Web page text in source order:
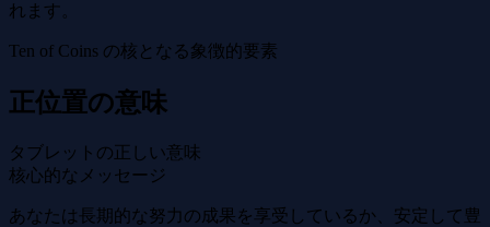
れます。
Ten of Coins の核となる象徴的要素
正位置の意味
タブレットの正しい意味
核心的なメッセージ
あなたは長期的な努力の成果を享受しているか、安定して豊